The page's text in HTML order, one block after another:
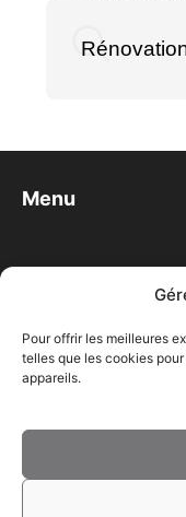
Pour offrir les meilleures
telles que les cookies
appareils.
Menu
A MESURE DU